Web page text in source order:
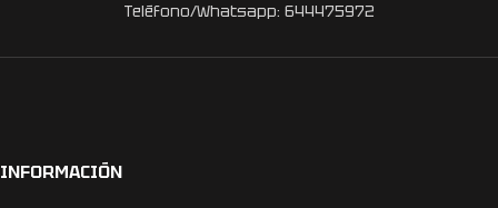
Teléfono/Whatsapp: 644475972
INFORMACIÓN